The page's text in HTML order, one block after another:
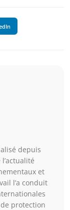
depuis
et
l’a conduit
protection